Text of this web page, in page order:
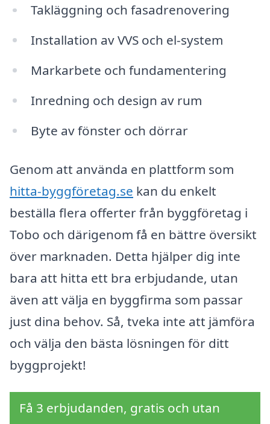
Takläggning och fasadrenovering
Installation av VVS och el-system
Markarbete och fundamentering
Inredning och design av rum
Byte av fönster och dörrar
Genom att använda en plattform som
hitta-byggföretag.se kan du enkelt
beställa flera offerter från byggföretag i
Tobo och därigenom få en bättre översikt
över marknaden. Detta hjälper dig inte
bara att hitta ett bra erbjudande, utan
även att välja en byggfirma som passar
just dina behov. Så, tveka inte att jämföra
och välja den bästa lösningen för ditt
byggprojekt!
Få 3 erbjudanden, gratis och utan